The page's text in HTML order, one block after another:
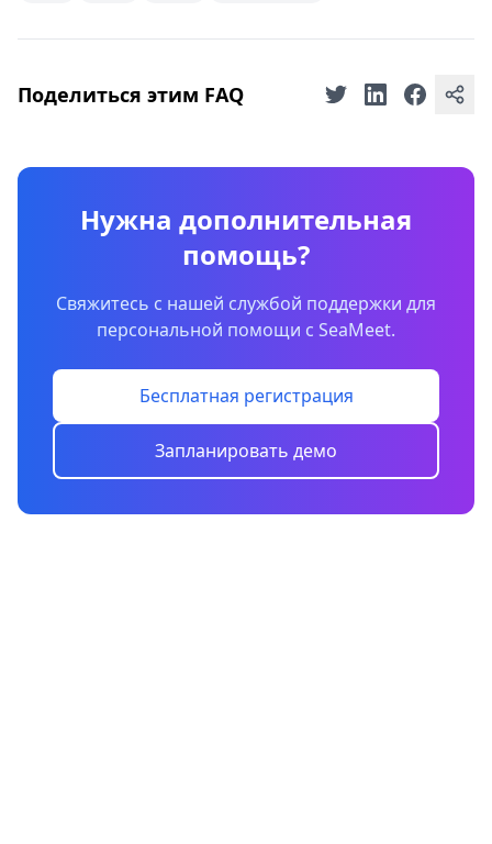
Поделиться этим FAQ
Нужна дополнительная
помощь?
Свяжитесь с нашей службой поддержки для
персональной помощи с SeaMeet.
Бесплатная регистрация
Запланировать демо